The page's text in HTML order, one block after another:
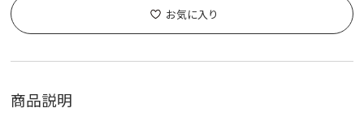
お気に入り
商品説明